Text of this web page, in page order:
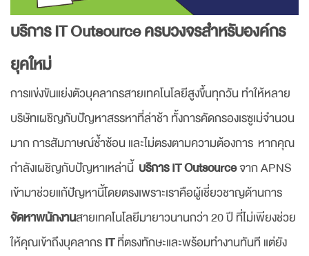
ภาษาไทย
English
ติดต่อเรา
บริการ IT Outsource ครบวงจรสำหรับองค์กร
ยุคใหม่
การแข่งขันแย่งตัวบุคลากรสายเทคโนโลยีสูงขึ้นทุกวัน ทำให้หลาย
บริษัทเผชิญกับปัญหาสรรหาที่ล่าช้า ทั้งการคัดกรองเรซูเม่จำนวน
มาก การสัมภาษณ์ซ้ำซ้อน และไม่ตรงตามความต้องการ หากคุณ
กำลังเผชิญกับปัญหาเหล่านี้ บริการ IT Outsourceจาก APNS
เข้ามาช่วยแก้ปัญหานี้โดยตรงเพราะเราคือผู้เชี่ยวชาญด้านการ
จัดหาพนักงานสายเทคโนโลยีมายาวนานกว่า 20 ปี ที่ไม่เพียงช่วย
ให้คุณเข้าถึงบุคลากรITที่ตรงทักษะและพร้อมทำงานทันที แต่ยัง